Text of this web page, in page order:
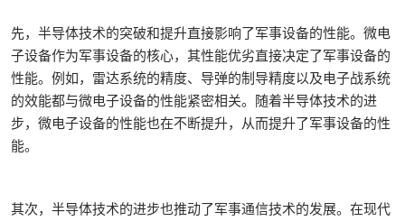
先，半导体技术的突破和提升直接影响了军事设备的性能。微电
子设备作为军事设备的核心，其性能优劣直接决定了军事设备的
性能。例如，雷达系统的精度、导弹的制导精度以及电子战系统
的效能都与微电子设备的性能紧密相关。随着半导体技术的进
步，微电子设备的性能也在不断提升，从而提升了军事设备的性
能。
其次，半导体技术的进步也推动了军事通信技术的发展。在现代